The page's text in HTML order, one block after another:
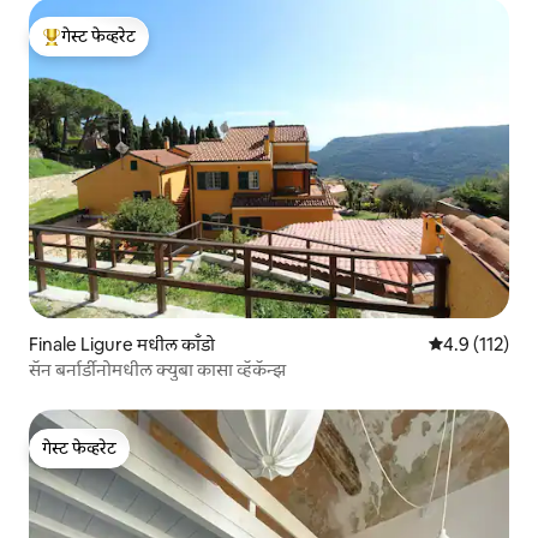
टॉप गेस्ट फेव्हरेट
गेस्ट फेव्हरेट
Finale Ligure मधील काँडो 5 पैकी 4.9
4.9 (112)
सॅन बर्नार्डीनोमधील क्युबा कासा व्हॅकॅन्झ
गेस्ट फेव्हरेट
गेस्ट फेव्हरेट